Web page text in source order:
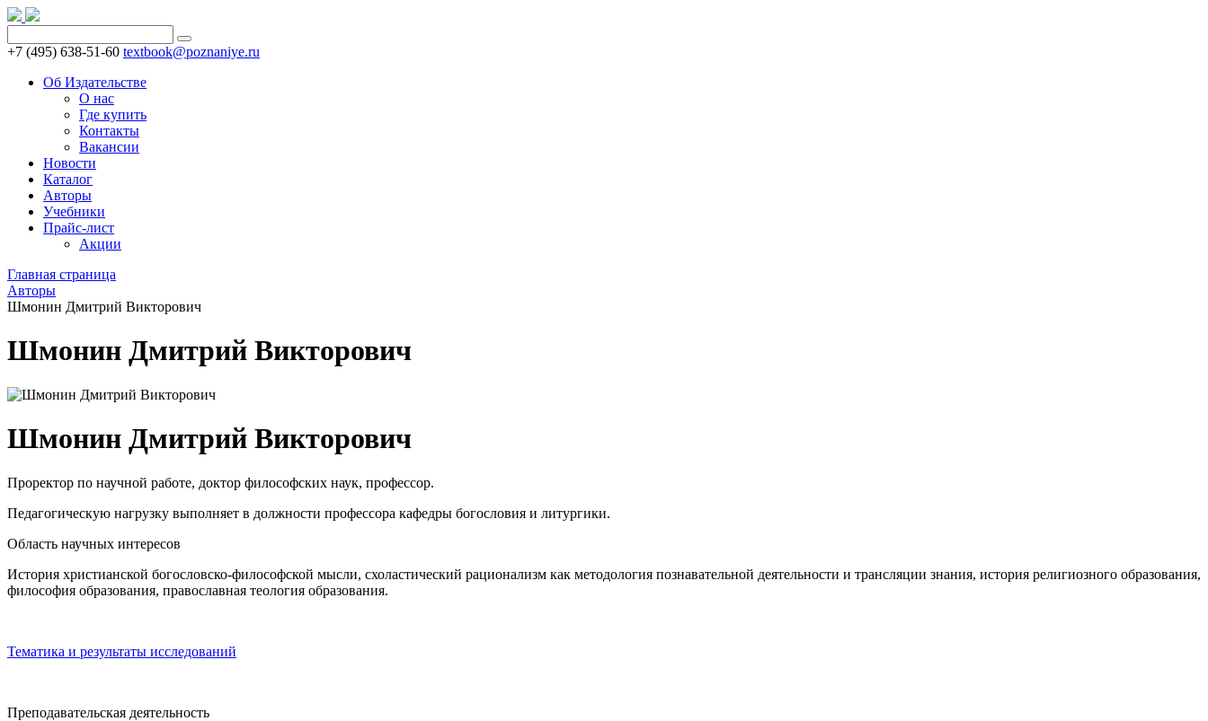
+7 (495) 638-51-60 textbook@poznaniye.ru
Об Издательстве
О нас
Где купить
Контакты
Вакансии
Новости
Каталог
Авторы
Учебники
Прайс-лист
Акции
Главная страница
Авторы
Шмонин Дмитрий Викторович
Шмонин Дмитрий Викторович
Шмонин Дмитрий Викторович
Проректор по научной работе, доктор философских наук, профессор.
Педагогическую нагрузку выполняет в должности профессора кафедры богословия и литургики.
Область научных интересов
История христианской богословско-философской мысли, схоластический рационализм как методология познавательной деятельности и трансляции знания, история религиозного образования,
философия образования, православная теология образования.
Тематика и результаты исследований
Преподавательская деятельность